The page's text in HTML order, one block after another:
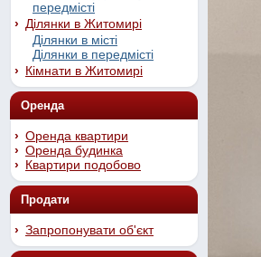
передмісті
Ділянки в Житомирі
Ділянки в місті
Ділянки в передмісті
Кімнати в Житомирі
Оренда
Оренда квартири
Оренда будинка
Квартири подобово
Продати
Запропонувати об'єкт